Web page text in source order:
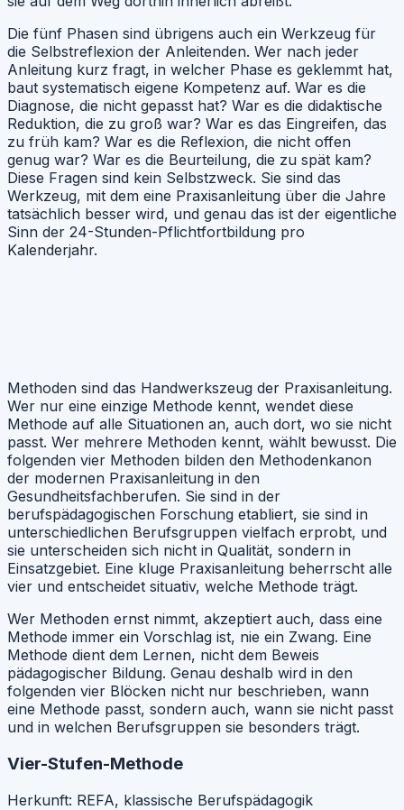
Die fünf Phasen sind übrigens auch ein Werkzeug für
die Selbstreflexion der Anleitenden. Wer nach jeder
Anleitung kurz fragt, in welcher Phase es geklemmt hat,
baut systematisch eigene Kompetenz auf. War es die
Diagnose, die nicht gepasst hat? War es die didaktische
Reduktion, die zu groß war? War es das Eingreifen, das
zu früh kam? War es die Reflexion, die nicht offen
genug war? War es die Beurteilung, die zu spät kam?
Diese Fragen sind kein Selbstzweck. Sie sind das
Werkzeug, mit dem eine Praxisanleitung über die Jahre
tatsächlich besser wird, und genau das ist der eigentliche
Sinn der 24-Stunden-Pflichtfortbildung pro
Kalenderjahr.
Methoden sind das Handwerkszeug der Praxisanleitung.
Wer nur eine einzige Methode kennt, wendet diese
Methode auf alle Situationen an, auch dort, wo sie nicht
passt. Wer mehrere Methoden kennt, wählt bewusst. Die
folgenden vier Methoden bilden den Methodenkanon
der modernen Praxisanleitung in den
Gesundheitsfachberufen. Sie sind in der
berufspädagogischen Forschung etabliert, sie sind in
unterschiedlichen Berufsgruppen vielfach erprobt, und
sie unterscheiden sich nicht in Qualität, sondern in
Einsatzgebiet. Eine kluge Praxisanleitung beherrscht alle
vier und entscheidet situativ, welche Methode trägt.
Wer Methoden ernst nimmt, akzeptiert auch, dass eine
Methode immer ein Vorschlag ist, nie ein Zwang. Eine
Methode dient dem Lernen, nicht dem Beweis
pädagogischer Bildung. Genau deshalb wird in den
folgenden vier Blöcken nicht nur beschrieben, wann
eine Methode passt, sondern auch, wann sie nicht passt
und in welchen Berufsgruppen sie besonders trägt.
Vier-Stufen-Methode
Herkunft: REFA, klassische Berufspädagogik